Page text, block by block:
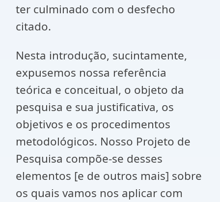
ter culminado com o desfecho
citado.
Nesta introdução, sucintamente,
expusemos nossa referência
teórica e conceitual, o objeto da
pesquisa e sua justificativa, os
objetivos e os procedimentos
metodológicos. Nosso Projeto de
Pesquisa compõe-se desses
elementos [e de outros mais] sobre
os quais vamos nos aplicar com